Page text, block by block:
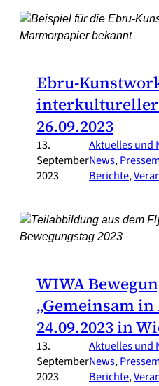
Ebru-
interkultureller
26.09.2023
13.
September
2023
Aktuelles und
News,
Berichte,
WIWA
„Gemeinsam
24.09.2023 in
13.
September
2023
Aktuelles und
News,
Berichte,